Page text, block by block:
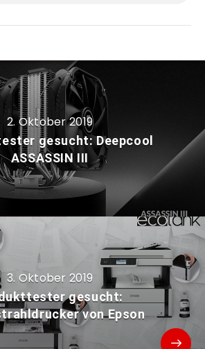
2. Oktober 2019
gesucht: Deepcool
ASSASSIN III
3. Oktober 2019
gesucht:
von Epson